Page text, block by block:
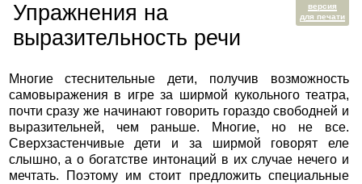
версия
для печати
Упражнения на
выразительность речи
Многие стеснительные дети, получив возможность
самовыражения в игре за ширмой кукольного театра,
почти сразу же начинают говорить гораздо свободней и
выразительней, чем раньше. Многие, но не все.
Сверхзастенчивые дети и за ширмой говорят еле
слышно, а о богатстве интонаций в их случае нечего и
мечтать. Поэтому им стоит предложить специальные